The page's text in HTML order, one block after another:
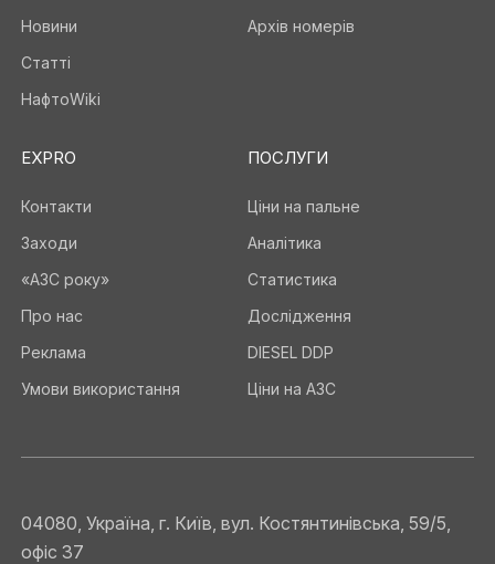
Новини
Статті
НафтоWiki
Архів номерів
EXPRO
Контакти
Заходи
«АЗС року»
Про нас
Реклама
Умови використання
ПОСЛУГИ
Ціни на пальне
Аналітика
Статистика
Дослідження
DIESEL DDP
Ціни на АЗС
04080, Україна, г. Київ, вул. Костянтинівська, 59/5,
офіс 37